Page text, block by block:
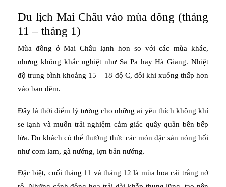
Du lịch Mai Châu vào mùa đông (tháng
11 – tháng 1)
Mùa đông ở Mai Châu lạnh hơn so với các mùa khác,
nhưng không khắc nghiệt như Sa Pa hay Hà Giang. Nhiệt
độ trung bình khoảng 15 – 18 độ C, đôi khi xuống thấp hơn
vào ban đêm.
Đây là thời điểm lý tưởng cho những ai yêu thích không khí
se lạnh và muốn trải nghiệm cảm giác quây quần bên bếp
lửa. Du khách có thể thưởng thức các món đặc sản nóng hổi
như cơm lam, gà nướng, lợn bản nướng.
Đặc biệt, cuối tháng 11 và tháng 12 là mùa hoa cải trắng nở